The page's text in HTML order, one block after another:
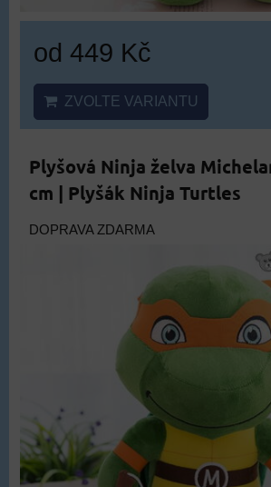
od 449 Kč
ZVOLTE VARIANTU
Plyšová Ninja želva
cm | Plyšák Ninja Turtles
DOPRAVA ZDARMA